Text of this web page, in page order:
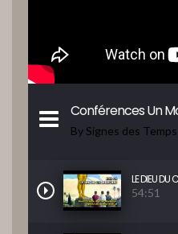
Conférences Un
By Signes des Temps
LE DIEU DU
54:51